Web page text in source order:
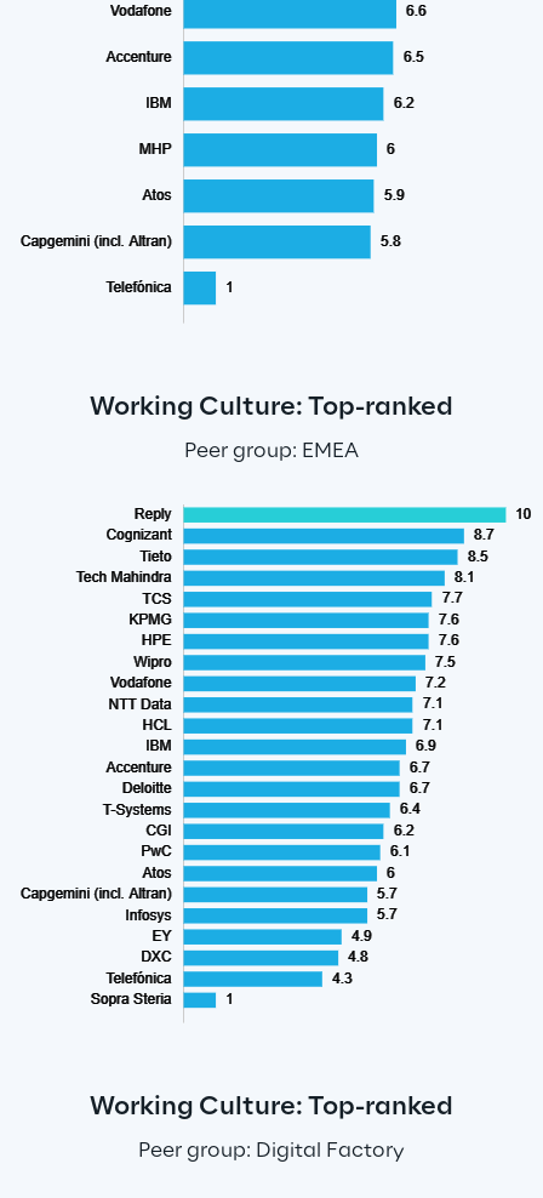
Working Culture: Top-ranked
Peer group: EMEA
Working Culture: Top-ranked
Peer group: Digital Factory